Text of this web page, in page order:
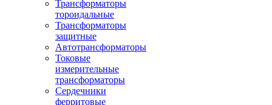
Трансформаторы
тороидальные
Трансформаторы
защитные
Автотрансформаторы
Токовые
измерительные
трансформаторы
Сердечники
ферритовые